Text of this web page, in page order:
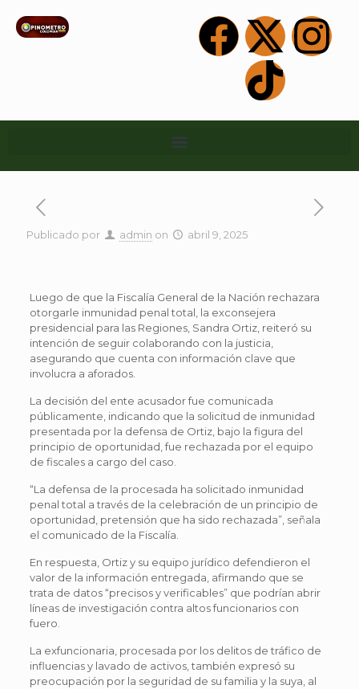
Publicado por admin on abril 9, 2025
Luego de que la Fiscalía General de la Nación rechazara
otorgarle inmunidad penal total, la exconsejera
presidencial para las Regiones, Sandra Ortiz, reiteró su
intención de seguir colaborando con la justicia,
asegurando que cuenta con información clave que
involucra a aforados.
La decisión del ente acusador fue comunicada
públicamente, indicando que la solicitud de inmunidad
presentada por la defensa de Ortiz, bajo la figura del
principio de oportunidad, fue rechazada por el equipo
de fiscales a cargo del caso.
“La defensa de la procesada ha solicitado inmunidad
penal total a través de la celebración de un principio de
oportunidad, pretensión que ha sido rechazada”, señala
el comunicado de la Fiscalía.
En respuesta, Ortiz y su equipo jurídico defendieron el
valor de la información entregada, afirmando que se
trata de datos “precisos y verificables” que podrían abrir
líneas de investigación contra altos funcionarios con
fuero.
La exfuncionaria, procesada por los delitos de tráfico de
influencias y lavado de activos, también expresó su
preocupación por la seguridad de su familia y la suya, al